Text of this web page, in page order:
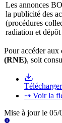
Les annonces
la publicité des
(procédures
radiation et
Pour accéder aux
(RNE), soit
⇢ Voir la
Mise à jour le 05/